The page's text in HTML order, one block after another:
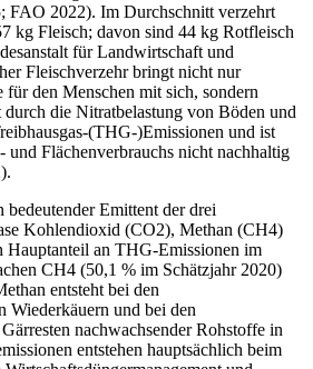
FAO 2022). Im Durchschnitt verzehrt
kg Fleisch; davon sind 44 kg Rotfleisch
für Landwirtschaft und
Fleischverzehr bringt nicht nur
für den Menschen mit sich, sondern
die Nitratbelastung von Böden und
(THG-)Emissionen und ist
und Flächenverbrauchs nicht nachhaltig
Emittent der drei
Kohlendioxid (CO2), Methan (CH4)
Hauptanteil an THG-Emissionen im
CH4 (50,1 % im Schätzjahr 2020)
entsteht bei den
Wiederkäuern und bei den
nachwachsender Rohstoffe in
entstehen hauptsächlich beim